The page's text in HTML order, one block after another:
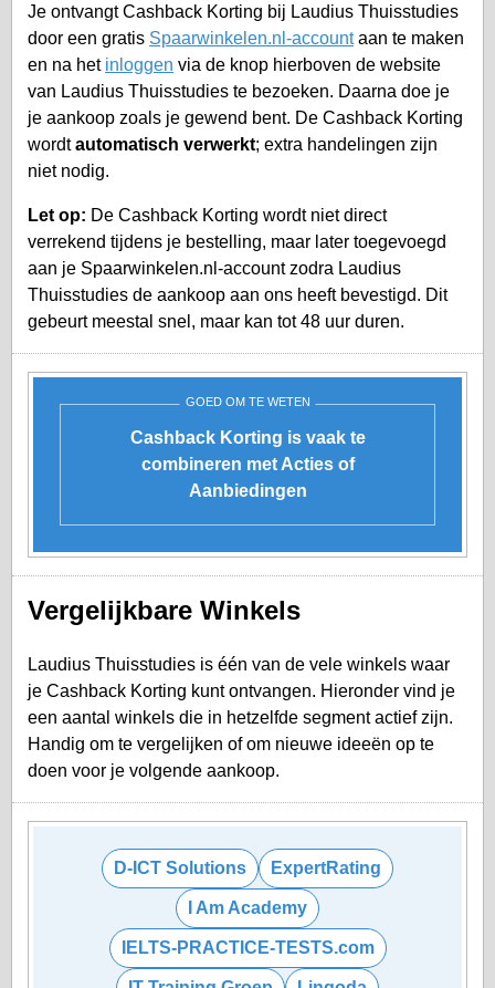
Je ontvangt Cashback Korting bij Laudius Thuisstudies
door een gratis Spaarwinkelen.nl-accountaan te maken
en na het inloggen via de knop hierboven de website
van Laudius Thuisstudies te bezoeken. Daarna doe je
je aankoop zoals je gewend bent. De Cashback Korting
wordtautomatisch verwerkt; extra handelingen zijn
niet nodig.
Let op: De Cashback Korting wordt niet direct
verrekend tijdens je bestelling, maar later toegevoegd
aan je Spaarwinkelen.nl-accountzodra Laudius
Thuisstudies de aankoop aan ons heeft bevestigd. Dit
gebeurt meestal snel, maar kan tot 48 uur duren.
GOED OM TE WETEN
Cashback Korting is vaak te
combineren met Acties of
Aanbiedingen
Vergelijkbare Winkels
Laudius Thuisstudies is één van de vele winkels waar
je Cashback Korting kunt ontvangen. Hieronder vind je
een aantal winkels die in hetzelfde segment actief zijn.
Handig om te vergelijken of om nieuwe ideeën op te
doen voor je volgende aankoop.
D-ICT Solutions ExpertRating
I Am Academy
IELTS-PRACTICE-TESTS.com